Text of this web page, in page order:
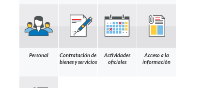
Personal
Contratación de
bienes y servicios
Actividades
oficiales
Acceso a la
información